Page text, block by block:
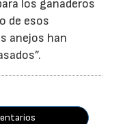
los ganaderos
de esos
anejos han